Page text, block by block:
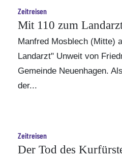
Zeitreisen
Mit 110 zum
Manfred Mosblech (Mitte)
Landarzt" Unweit von
Gemeinde Neuenhagen.
der...
Zeitreisen
Der Tod des